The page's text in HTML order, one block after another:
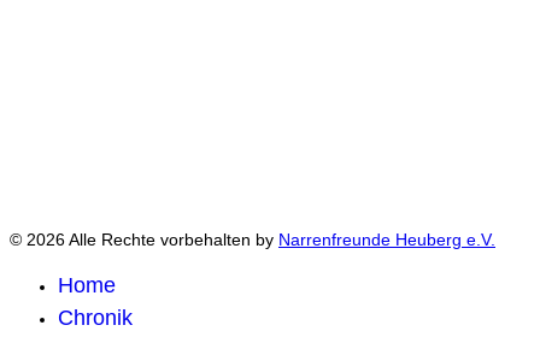
© 2026 Alle Rechte vorbehalten by Narrenfreunde Heuberg e.V.
Home
Chronik